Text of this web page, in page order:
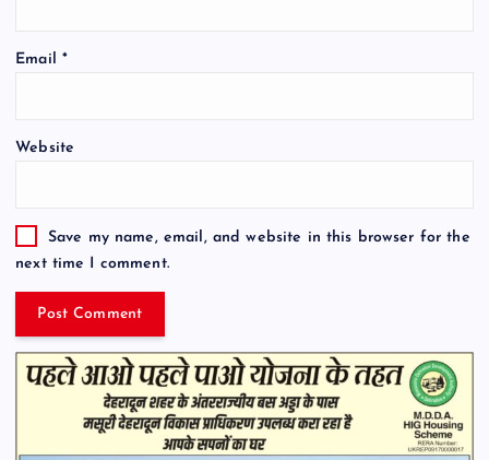
Email *
Website
Save my name, email, and website in this browser for the
next time I comment.